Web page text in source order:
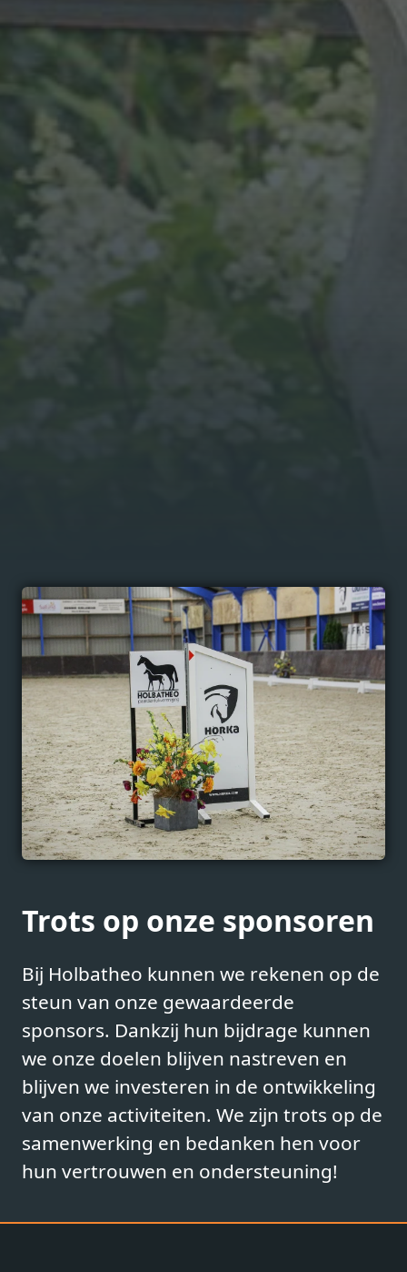
Trots op onze sponsoren
Bij Holbatheo kunnen we rekenen op de
steun van onze gewaardeerde
sponsors. Dankzij hun bijdrage kunnen
we onze doelen blijven nastreven en
blijven we investeren in de ontwikkeling
van onze activiteiten. We zijn trots op de
samenwerking en bedanken hen voor
hun vertrouwen en ondersteuning!